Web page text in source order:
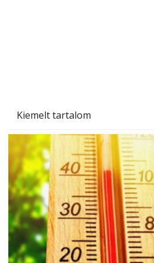
Kiemelt tartalom